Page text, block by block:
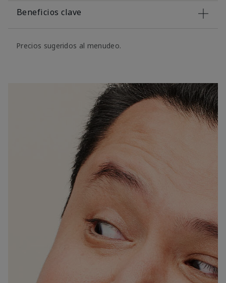
Beneficios clave
Precios sugeridos al menudeo.